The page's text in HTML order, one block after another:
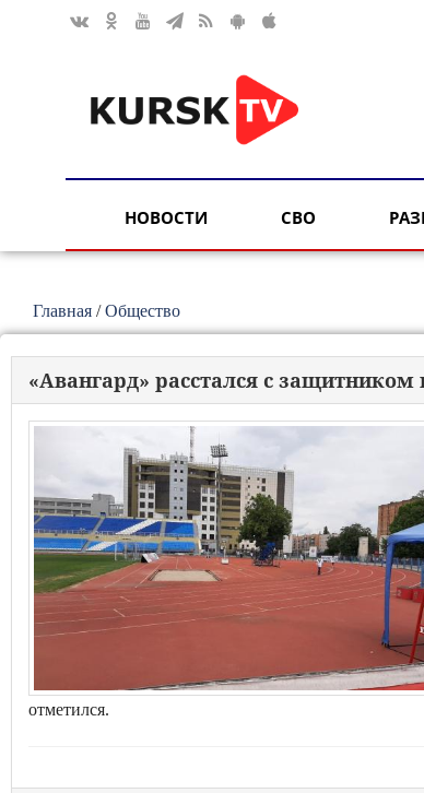
НОВОСТИ СВО
Главная /Общество
«Авангард» расстался с
отметился.